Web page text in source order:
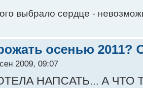
выбрало сердце -
осенью 2011?
2009, 09:07
НАПСАТЬ... А ЧТО